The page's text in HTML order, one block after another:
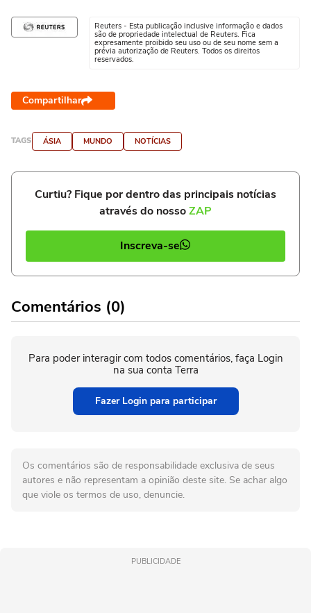
Reuters - Esta publicação inclusive informação e dados
são de propriedade intelectual de Reuters. Fica
expresamente proibido seu uso ou de seu nome sem a
prévia autorização de Reuters. Todos os direitos
reservados.
Compartilhar
TAGS ÁSIA MUNDO NOTÍCIAS
Curtiu? Fique por dentro das principais notícias
através do nossoZAP
Inscreva-se
Comentários (0)
Para poder interagir com todos comentários, faça Login
na sua conta Terra
Fazer Login para participar
Os comentários são de responsabilidade exclusiva de seus
autores e não representam a opinião deste site. Se achar algo
que viole os termos de uso, denuncie.
PUBLICIDADE